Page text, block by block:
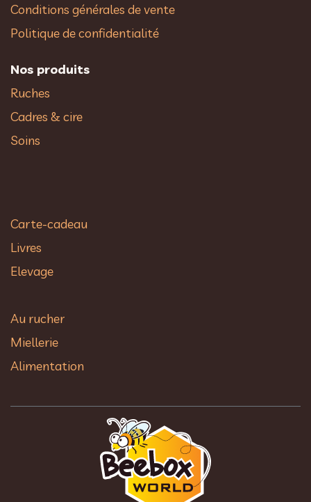
Conditions générales de vente
Politique de confidentialité
Nos produits
Ruches
Cadres & cire
Soins
Carte-cadeau
Livres
Elevage
Au rucher​
Miellerie
Alimentation